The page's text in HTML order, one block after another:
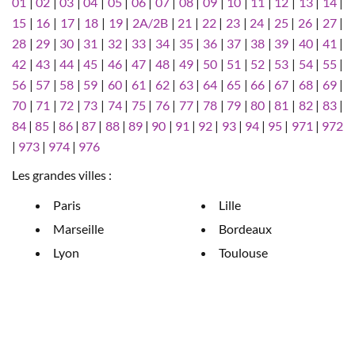
15 | 16 | 17| 18 | 19| 2A/2B| 21 | 22| 23 | 24 | 25| 26 | 27|
28 | 29 | 30 | 31 | 32| 33| 34| 35| 36 | 37 | 38 | 39 | 40| 41 |
42 |43 |44 |45 | 46| 47| 48| 49| 50 | 51 | 52 | 53 | 54| 55|
56 | 57 | 58 | 59 | 60| 61 | 62| 63| 64 |65 |66 |67 | 68| 69|
70 |71 |72 |73 | 74| 75| 76| 77| 78 |79 |80 |81 | 82| 83|
84 |85 | 86|87 | 88| 89| 90 | 91 | 92 | 93| 94| 95 | 971 | 972
| 973 | 974 | 976
Les grandes villes :
Paris
Marseille
Lyon
Lille
Bordeaux
Toulouse